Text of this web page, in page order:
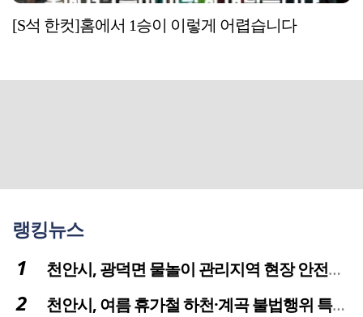
[S석 한컷]홈에서 1승이 이렇게 어렵습니다
랭킹뉴스
천안시, 광덕면 물놀이 관리지역 현장 안전점검 실시
천안시, 여름 휴가철 하천·계곡 불법행위 특별단속